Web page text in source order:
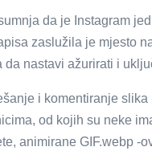
da je Instagram
zaslužila je mjesto
nastavi ažurirati i
i komentiranje
od kojih su neke
animirane GIF.webp -